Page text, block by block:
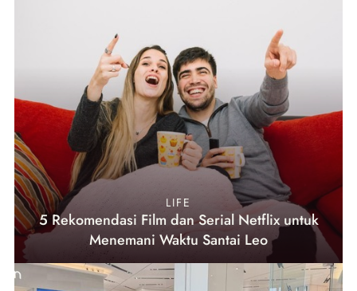
LIFE
5 Rekomendasi Film dan Serial Netflix untuk
Menemani Waktu Santai Leo